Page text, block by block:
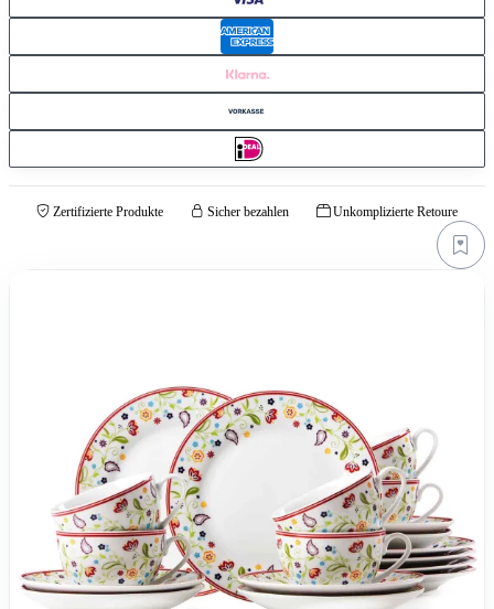
Zertifizierte Produkte Sicher bezahlen Unkomplizierte Retoure